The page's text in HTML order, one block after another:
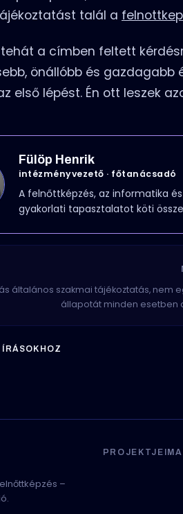
talál a
a címben feltett
önállóbb és gazdagabb
első lépést. Én ott leszek
Fülöp Henrik
intézményvezető · főtanácsadó
A felnőttképzés, az informatika
gyakorlati tapasztalatot köti
általános szakmai tájékoztatás,
állapotát minden esetben
–
PROJEKTJEIMAI